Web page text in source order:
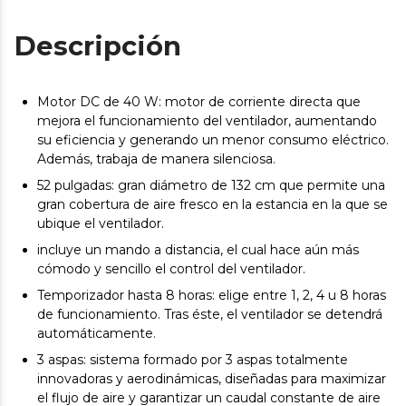
Descripción
Motor DC de 40 W: motor de corriente directa que
mejora el funcionamiento del ventilador, aumentando
su eficiencia y generando un menor consumo eléctrico.
Además, trabaja de manera silenciosa.
52 pulgadas: gran diámetro de 132 cm que permite una
gran cobertura de aire fresco en la estancia en la que se
ubique el ventilador.
incluye un mando a distancia, el cual hace aún más
cómodo y sencillo el control del ventilador.
Temporizador hasta 8 horas: elige entre 1, 2, 4 u 8 horas
de funcionamiento. Tras éste, el ventilador se detendrá
automáticamente.
3 aspas: sistema formado por 3 aspas totalmente
innovadoras y aerodinámicas, diseñadas para maximizar
el flujo de aire y garantizar un caudal constante de aire